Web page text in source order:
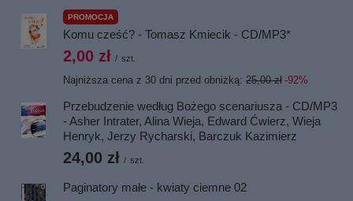
PROMOCJA
Komu cześć? - Tomasz Kmiecik - CD/MP3*
2,00 zł / szt.
Najniższa cena z 30 dni przed obniżką: 25,00 zł -92%
Przebudzenie według Bożego scenariusza - CD/MP3
- Asher Intrater, Alina Wieja, Edward Ćwierz, Wieja
Henryk, Jerzy Rycharski, Barczuk Kazimierz
24,00 zł / szt.
Paginatory małe - kwiaty ciemne 02